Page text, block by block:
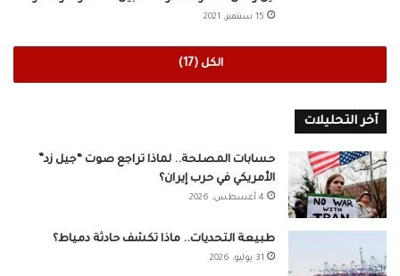
15 سبتمبر، 2021
الكل (17)
آخر التحليلات
حسابات المصلحة.. لماذا تراجع صوت “جيل زد”
الأمريكي في حرب إيران؟
4 أغسطس، 2026
طبيعة التحديات.. ماذا تكشف حادثة دمياط؟
31 يوليو، 2026